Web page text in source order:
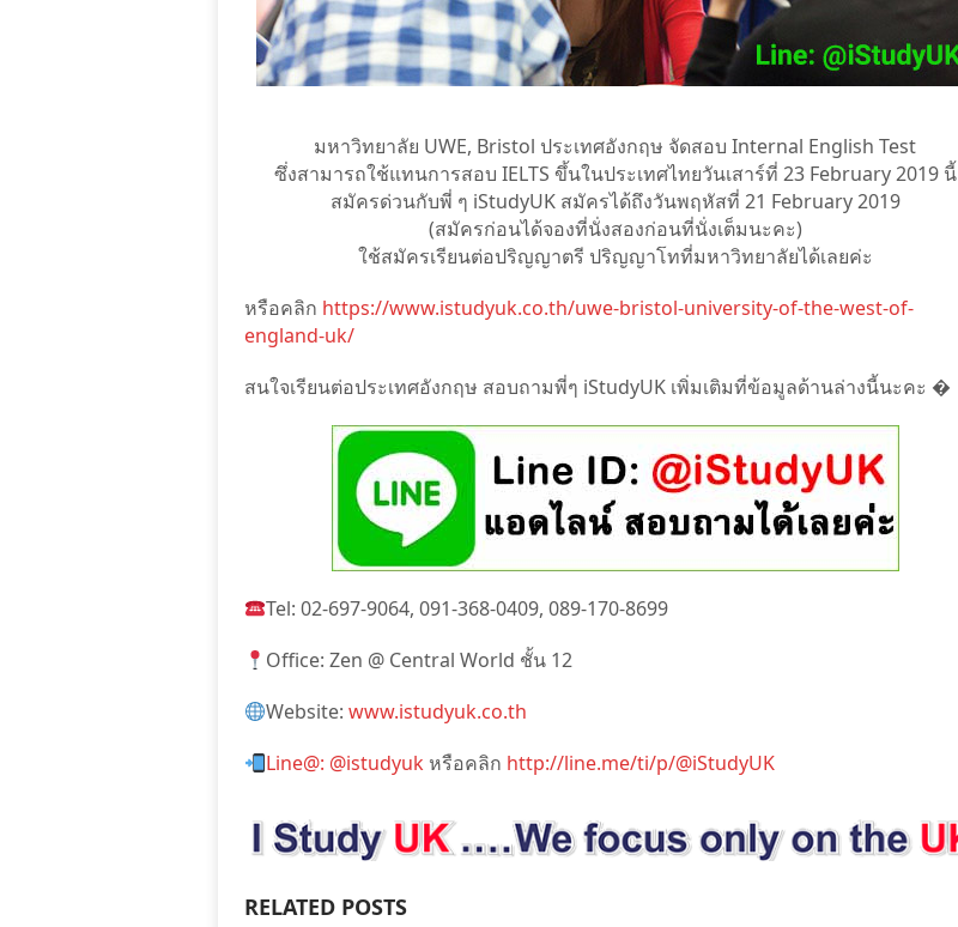
มหาวิทยาลัย UWE, Bristol ประเทศอังกฤษ จัดสอบ Internal English Test
ซึ่งสามารถใช้แทนการสอบ IELTS ขึ้นในประเทศไทยวันเสาร์ที่ 23 February 2019 นี้
สมัครด่วนกับพี่ ๆ iStudyUK สมัครได้ถึงวันพฤหัสที่ 21 February 2019
(สมัครก่อนได้จองที่นั่งสองก่อนที่นั่งเต็มนะคะ)
ใช้สมัครเรียนต่อปริญญาตรี ปริญญาโทที่มหาวิทยาลัยได้เลยค่ะ
หรือคลิก https://www.istudyuk.co.th/uwe-bristol-university-of-the-west-of-
england-uk/
สนใจเรียนต่อประเทศอังกฤษ สอบถามพี่ๆ iStudyUK เพิ่มเติมที่ข้อมูลด้านล่างนี้นะคะ �
Tel: 02-697-9064, 091-368-0409, 089-170-8699
Office: Zen @ Central World ชั้น 12
Website: www.istudyuk.co.th
Line@: @istudyukหรือคลิก http://line.me/ti/p/@iStudyUK
RELATED POSTS